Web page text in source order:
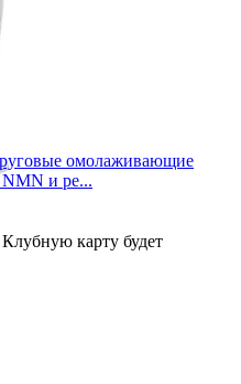
омолаживающие
и ре...
карту будет